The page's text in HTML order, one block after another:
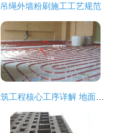
吊绳外墙粉刷施工工艺规范